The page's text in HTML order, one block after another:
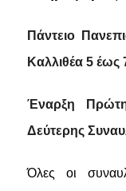
Πάντειο
Καλλιθέα 5 έως
Έναρξη
Δεύτερης
Όλες οι